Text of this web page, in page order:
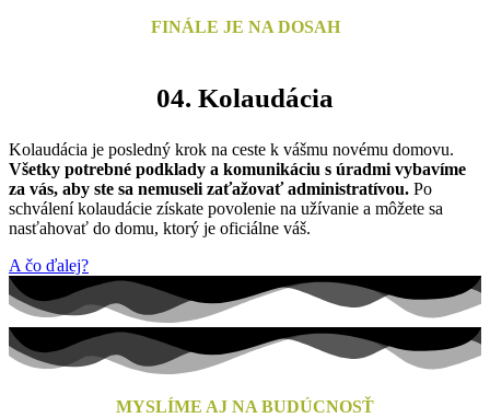
FINÁLE JE NA DOSAH
04. Kolaudácia
Kolaudácia je posledný krok na ceste k vášmu novému domovu.
Všetky potrebné podklady a komunikáciu s úradmi vybavíme
za vás, aby ste sa nemuseli zaťažovať administratívou. Po
schválení kolaudácie získate povolenie na užívanie a môžete sa
nasťahovať do domu, ktorý je oficiálne váš.
A čo ďalej?
MYSLÍME AJ NA BUDÚCNOSŤ